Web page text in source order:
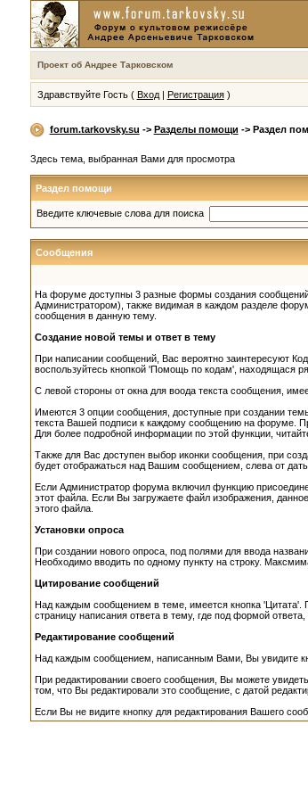
Проект об Андрее Тарковском
Здравствуйте Гость ( Вход| Регистрация)
forum.tarkovsky.su -> Разделы помощи -> Раздел
Здесь тема, выбранная Вами для просмотра
Раздел помощи
Введите ключевые слова для поиска
Сообщения
На форуме доступны 3 разные формы создания
Администратором), также видимая в каждом разделе
сообщения в данную тему.
Создание новой темы и ответ в тему
При написании сообщений, Вас вероятно заинтересуют
воспользуйтесь кнопкой 'Помощь по кодам', находящася
С левой стороны от окна для воода текста сообщения,
Имеются 3 опции сообщения, доступные при создании
текста Вашей подписи к каждому сообщению на форуме.
Для более подробной информации по этой функции,
Также для Вас доступен выбор иконки сообщения, при
будет отображаться над Вашим сообщением, слева от
Если Администратор форума включил функцию
этот файла. Если Вы загружаете файл изображения,
этого файла.
Установки опроса
При создании нового опроса, под полями для ввода
Необходимо вводить по одному пункту на строку.
Цитирование сообщений
Над каждым сообщением в теме, имеется кнопка 'Цитата'.
страницу написания ответа в тему, где под формой
Редактирование сообщений
Над каждым сообщением, написанным Вами, Вы увидите
При редактировании своего сообщения, Вы можете
том, что Вы редактировали это сообщение, с датой
Если Вы не видите кнопку для редактирования Вашего